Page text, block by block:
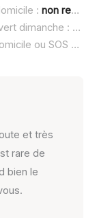
: non renseigné
Médecin Docteur Catherine Mauchand ouvert dimanche :
non
Docteur Catherine Mauchand urgence à domicile ou SOS médecin :
et très
rare de
bien le